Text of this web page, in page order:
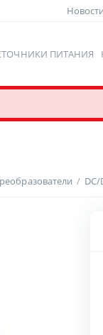
Новости
ПИТАНИЯ
/